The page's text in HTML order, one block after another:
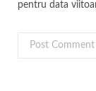
pentru data